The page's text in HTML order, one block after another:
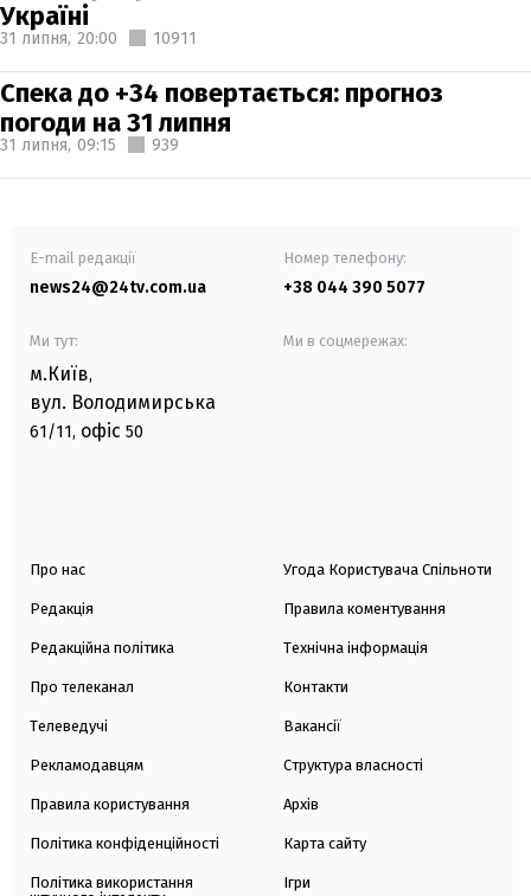
Україні
31 липня, 20:00 10911
Спека до +34 повертається: прогноз
погоди на 31 липня
31 липня, 09:15 939
E-mail редакції
news24@24tv.com.ua
Номер телефону:
+38 044 390 5077
Ми тут:
м.Київ,
вул. Володимирська
61/11, офіс 50
Ми в соцмережах:
Про нас
Редакція
Редакційна політика
Про телеканал
Телеведучі
Рекламодавцям
Правила користування
Політика конфіденційності
Політика використання
Угода Користувача Спільноти
Правила коментування
Технічна інформація
Контакти
Вакансії
Структура власності
Архів
Карта сайту
Ігри